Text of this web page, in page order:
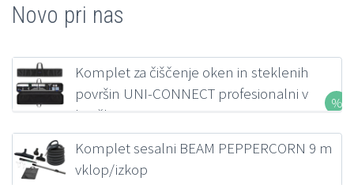
Novo pri nas
Komplet za čiščenje oken in steklenih
površin UNI-CONNECT profesionalni v
kovčku FILMOP
207,00€z DDV
Komplet sesalni BEAM PEPPERCORN 9 m
vklop/izkop